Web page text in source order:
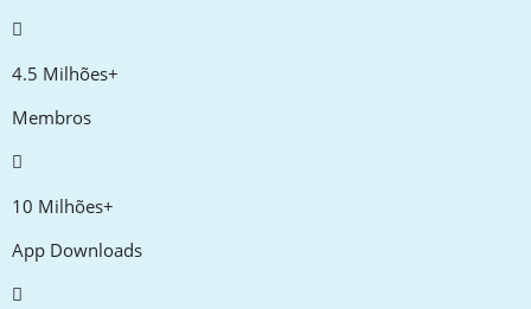
4.5 Milhões+
Membros
10 Milhões+
App Downloads